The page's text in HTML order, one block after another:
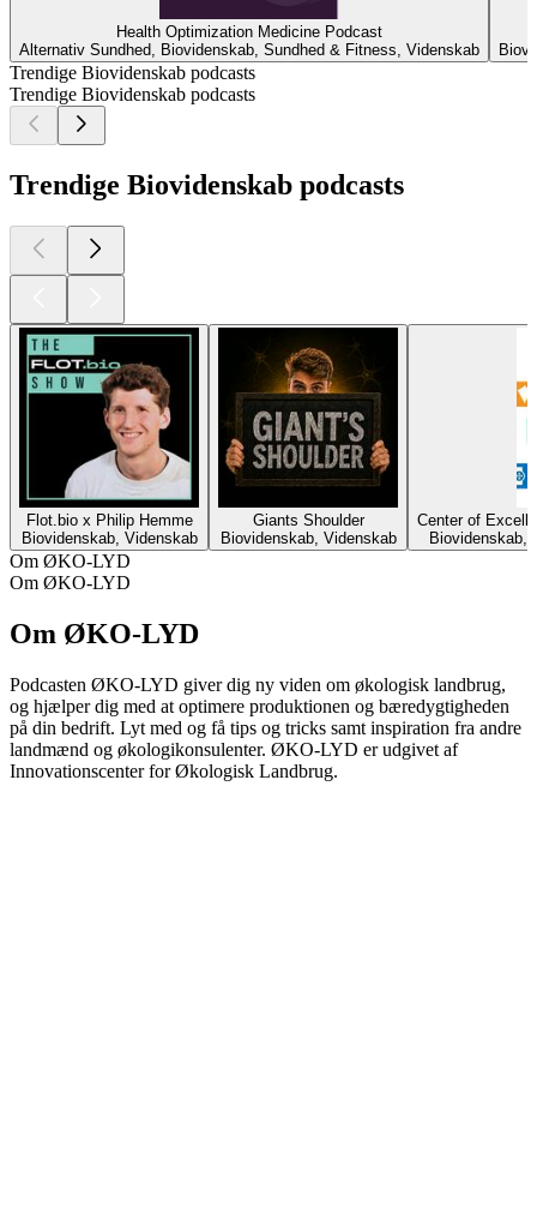
Health Optimization Medicine Podcast
Alternativ Sundhed, Biovidenskab, Sundhed & Fitness, Videnskab
Trendige Biovidenskab podcasts
Trendige Biovidenskab podcasts
Trendige Biovidenskab podcasts
Flot.bio x Philip Hemme
Biovidenskab, Videnskab
Giants Shoulder
Biovidenskab, Videnskab
Center of
Biovidenskab,
Om ØKO-LYD
Om ØKO-LYD
Om ØKO-LYD
Podcasten ØKO-LYD giver dig ny viden om økologisk landbrug,
og hjælper dig med at optimere produktionen og bæredygtigheden
på din bedrift. Lyt med og få tips og tricks samt inspiration fra andre
landmænd og økologikonsulenter. ØKO-LYD er udgivet af
Innovationscenter for Økologisk Landbrug.